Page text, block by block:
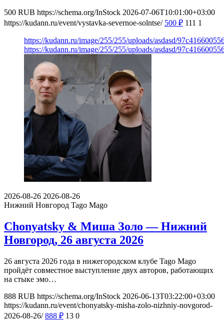
500 RUB https://schema.org/InStock 2026-07-06T10:01:00+03:00
https://kudann.ru/event/vystavka-severnoe-solntse/ 500 ₽ 111 1
https://kudann.ru/image/255/255/uploads/asdasd/
https://kudann.ru/image/255/255/uploads/asdasd/
2026-08-26 2026-08-26
Нижний Новгород Tago Mago
Chonyatsky & Миша Золо — Нижний
Новгород, 26 августа 2026
26 августа 2026 года в нижегородском клубе Tago Mago
пройдёт совместное выступление двух авторов, работающих
на стыке эмо…
888 RUB https://schema.org/InStock 2026-06-13T03:22:00+03:00
https://kudann.ru/event/chonyatsky-misha-zolo-nizhniy-novgorod-
2026-08-26/ 888 ₽ 13 0